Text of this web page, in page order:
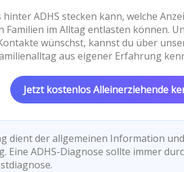
ADHS stecken kann, welche
Familien im Alltag entlasten können.
wünschst, kannst du über
aus eigener Erfahrung
Jetzt kostenlos Alleinerziehende
dient der allgemeinen Information
Eine ADHS-Diagnose sollte immer